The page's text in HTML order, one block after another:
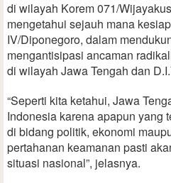
di wilayah Korem 071/
mengetahui sejauh mana
IV/Diponegoro, dalam
mengantisipasi ancaman
di wilayah Jawa Tengah dan
“Seperti kita ketahui, Jawa
Indonesia karena apapun yang
di bidang politik, ekonomi
pertahanan keamanan pasti
situasi nasional”, jelasnya.